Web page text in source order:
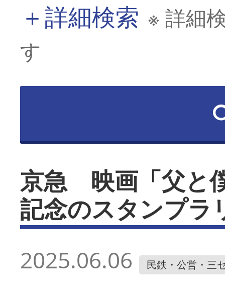
＋詳細検索 ※ 詳細
す
京急 映画「父と
記念のスタンプラ
2025.06.06 民鉄・公営・三